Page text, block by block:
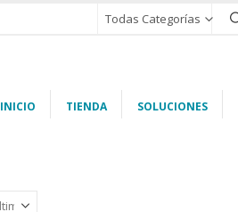
Todas Categorías
INICIO TIENDA SOLUCIONES